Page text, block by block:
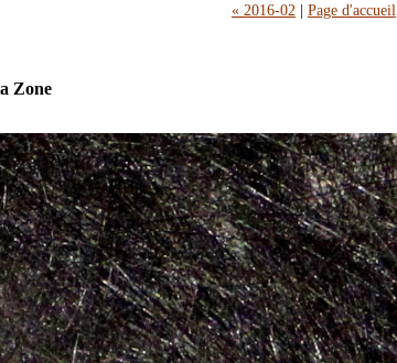
« 2016-02 | Page d'accueil
Zone